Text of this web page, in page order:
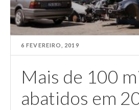
6 FEVEREIRO, 2019
Mais de 100
abatidos em